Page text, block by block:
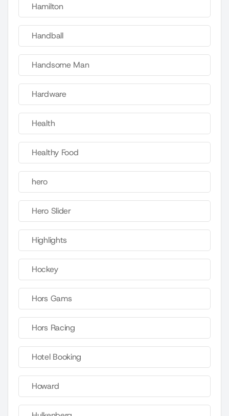
Hamilton
Handball
Handsome Man
Hardware
Health
Healthy Food
hero
Hero Slider
Highlights
Hockey
Hors Gams
Hors Racing
Hotel Booking
Howard